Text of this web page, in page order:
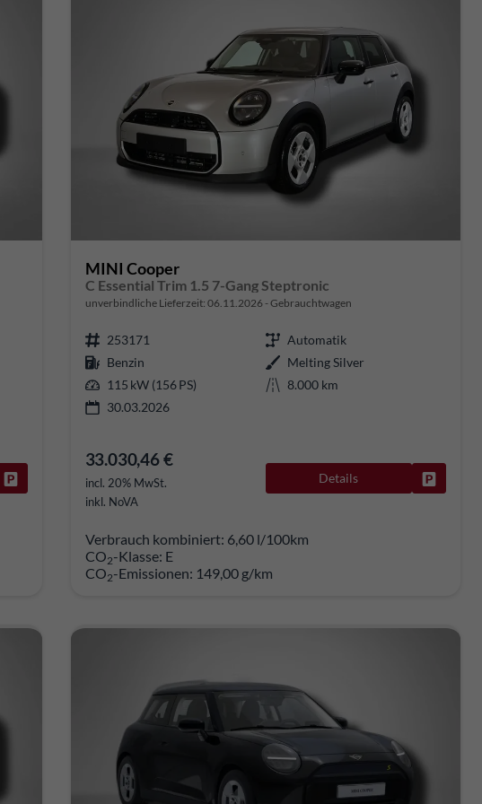
Fahrzeug parken
MINI Cooper
C Essential Trim 1.5 7-Gang Steptronic
unverbindliche Lieferzeit: 06.11.2026 Gebrauchtwagen
253171
Automatik
Benzin
Melting Silver
115 kW (156 PS)
8.000 km
30.03.2026
33.030,46 €
incl. 20% MwSt.
inkl. NoVA
Details
Verbrauch kombiniert: 6,60 l/100km
CO2-Klasse: E
CO2-Emissionen: 149,00 g/km